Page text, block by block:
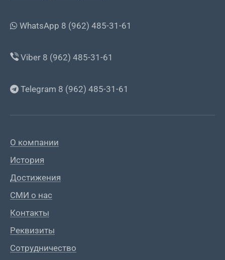
WhatsApp 8 (962) 485-31-61
Viber 8 (962) 485-31-61
Telegram 8 (962) 485-31-61
О компании
История
Достижения
СМИ о нас
Контакты
Реквизиты
Сотрудничество